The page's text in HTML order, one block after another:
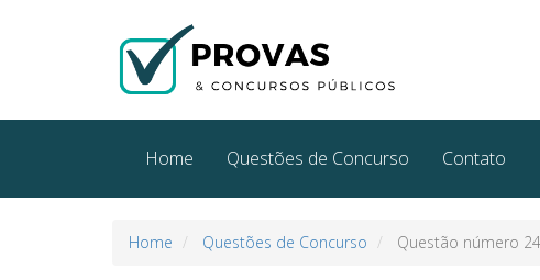
Home Questões de Concurso Contato
Home Questões de Concurso Questão número